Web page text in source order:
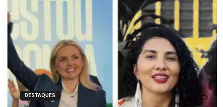
DESTAQUES